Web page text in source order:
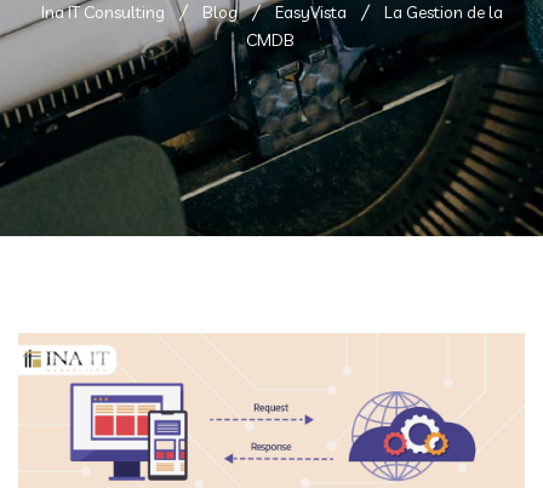
Ina IT Consulting Blog EasyVista
La Gestion de la
CMDB